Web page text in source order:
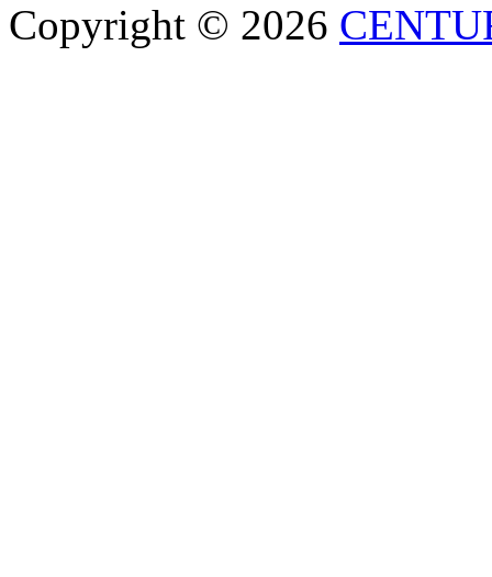
Copyright © 2026